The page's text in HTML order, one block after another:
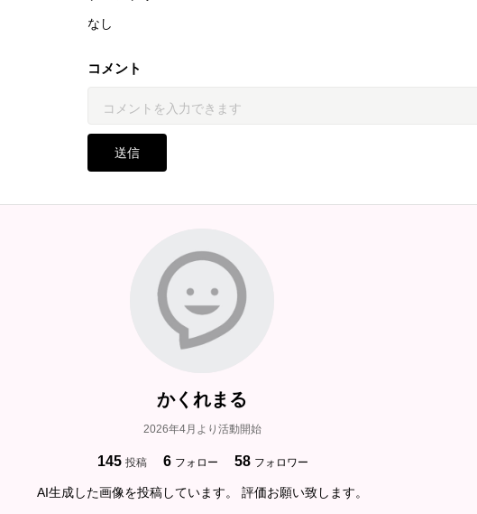
なし
コメント
送信
かくれまる
2026年4月より活動開始
145 投稿 6 フォロー 58 フォロワー
AI生成した画像を投稿しています。 評価お願い致します。